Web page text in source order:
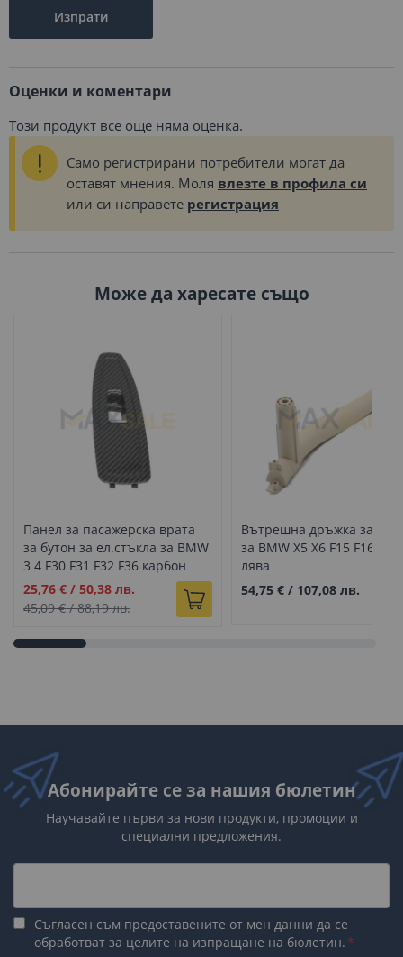
Изпрати
Оценки и коментари
Този продукт все още няма оценка.
Само регистрирани потребители могат да
оставят мнения. Моля влезте в профила си
или си направете регистрация
Може да харесате също
Панел за пасажерска врата
за бутон за ел.стъкла за BMW
3 4 F30 F31 F32 F36 карбон
Промо
цена
25,76 € / 50,38 лв.
45,09 €/88,19 лв.
Вътрешна дръжка за
за BMW X5 X6 F15 F16
лява
54,75 €/ 107,08 лв.
Абонирайте се за нашия бюлетин
Научавайте първи за нови продукти, промоции и
специални предложения.
Съгласен съм предоставените от мен данни да се
обработват за целите на изпращане на бюлетин.